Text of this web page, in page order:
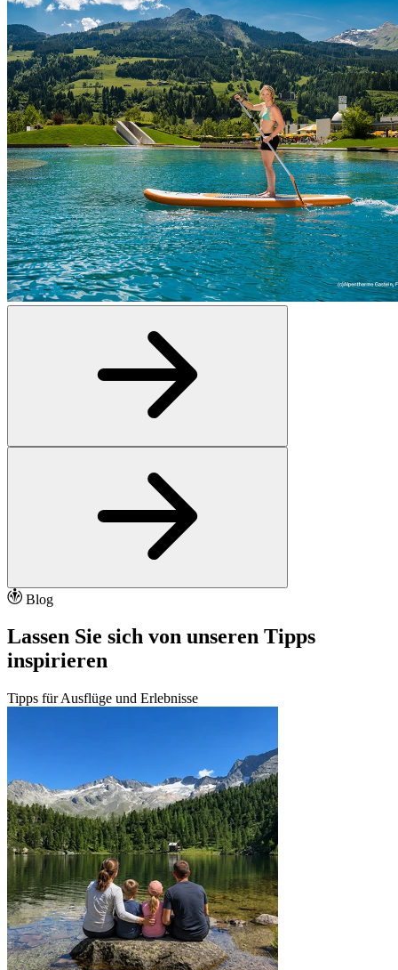
Blog
Lassen Sie sich von unseren Tipps
inspirieren
Tipps für Ausflüge und Erlebnisse